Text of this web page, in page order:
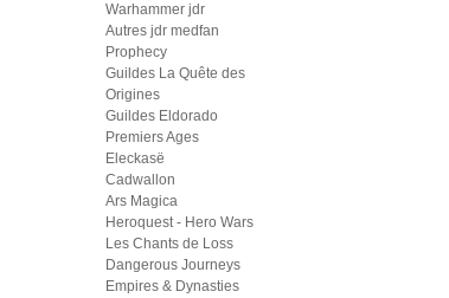
Warhammer jdr
Autres jdr medfan
Prophecy
Guildes La Quête des
Origines
Guildes Eldorado
Premiers Ages
Eleckasë
Cadwallon
Ars Magica
Heroquest - Hero Wars
Les Chants de Loss
Dangerous Journeys
Empires & Dynasties